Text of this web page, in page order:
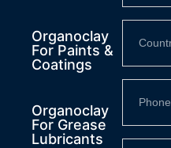
Organoclay
For Paints &
Coatings
Organoclay
For Grease
Lubricants